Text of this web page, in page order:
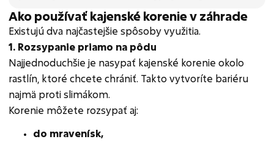
Ako používať kajenské korenie v záhrade
Existujú dva najčastejšie spôsoby využitia.
1. Rozsypanie priamo na pôdu
Najjednoduchšie je nasypať kajenské korenie okolo
rastlín, ktoré chcete chrániť. Takto vytvoríte bariéru
najmä proti slimákom.
Korenie môžete rozsypať aj:
do mravenísk,